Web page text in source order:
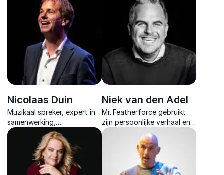
inzichten over druk,
teamwork en groei vanuit de
internationale topsport.
tot leven op jouw
evenement met flair, humor
en scherpe interactie.
Nicolaas Duin
Muzikaal spreker, expert in
samenwerking,
communicatie en
leiderschap. Lezingen voor
verbinding en teamspirit.
Niek van den Adel
Mr. Featherforce gebruikt
zijn persoonlijke verhaal en
wetenschappelijke inzichten
om mensen en organisaties
te inspireren tot echte